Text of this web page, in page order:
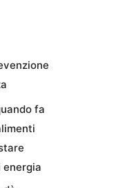
fa
energia